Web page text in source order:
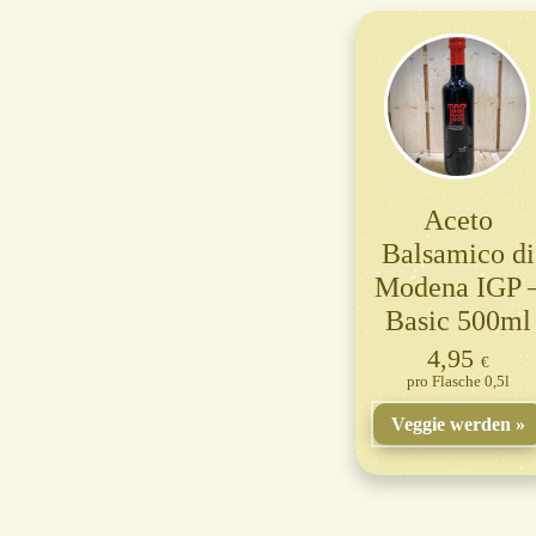
Aceto
Balsamico di
Modena IGP
Basic 500ml
4,95 €
Flasche 0,5l
Veggie werden